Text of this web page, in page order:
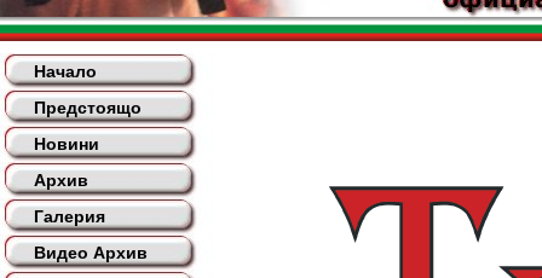
Начало
Предстоящо
Новини
Архив
Галерия
Видео Архив